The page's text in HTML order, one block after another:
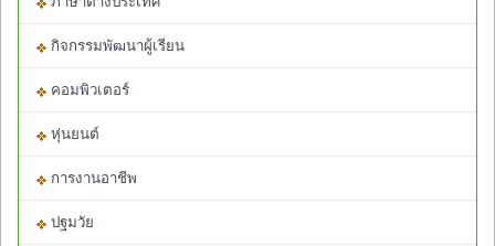
กิจกรรมพัฒนาผู้เรียน
คอมพิวเตอร์
หุ่นยนต์
การงานอาชีพ
ปฐมวัย